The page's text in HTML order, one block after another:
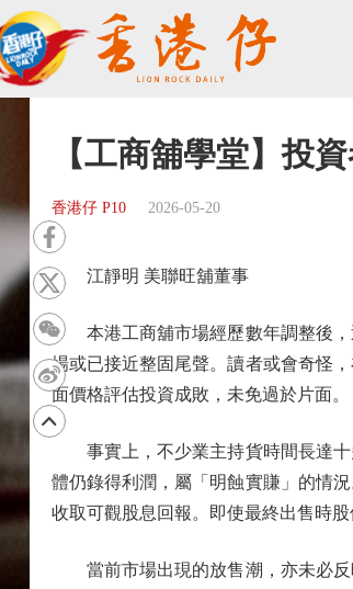
【工商舖學堂】投
香港仔 P10 2026-05-20
江靜明 美聯旺舖董事
本港工商舖市場經歷數年調整後，
場或已接近整固尾聲。讀者或會奇怪
面價格評估投資成敗，未免過於片面。
事實上，不少業主持貨時間長達十
體仍錄得利潤，屬「明蝕實賺」的情
收取可觀股息回報。即使最終出售時
當前市場出現的放售潮，亦未必反